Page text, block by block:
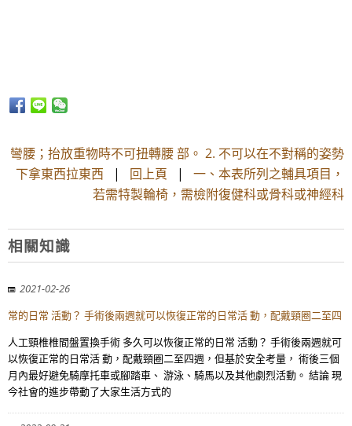
彎腰；抬放重物時不可扭轉腰 部。 2. 不可以在不對稱的姿勢
下拿東西拉東西 | 回上頁 | 一、本表所列之輔具項目，
若需特製輪椅，需檢附復健科或骨科或神經科
相關知識
2021-02-26
常的日常 活動？ 手術後兩週就可以恢復正常的日常活 動，配戴頸圈二至四
人工頸椎椎間盤置換手術 多久可以恢復正常的日常 活動？ 手術後兩週就可
以恢復正常的日常活 動，配戴頸圈二至四週，但基於安全考量， 術後三個
月內最好避免騎摩托車或腳踏車、 游泳、騎馬以及其他劇烈活動。 結論 現
今社會的進步帶動了大家生活方式的